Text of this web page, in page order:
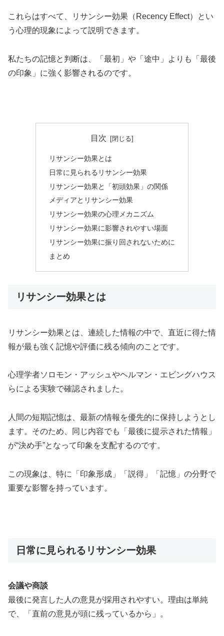
これらはすべて、リサンシー効果（Recency Effect）とい
う心理的現象によって説明できます。
私たちの記憶と判断は、「最初」や「途中」よりも「最後
の印象」に強く影響されるのです。
目次
リサンシー効果とは
日常に見られるリサンシー効果
リサンシー効果と「初頭効果」の関係
メディアとリサンシー効果
リサンシー効果の心理メカニズム
リサンシー効果に影響されやすい場面
リサンシー効果に振り回されないために
まとめ
リサンシー効果とは
リサンシー効果とは、連続した情報の中で、直近に得た情
報が最も強く記憶や評価に残る傾向のことです。
心理学者ソロモン・アッシュやヘルマン・エビングハウス
らによる実験で確認されました。
人間の短期記憶は、最新の情報を優先的に保持しようとし
ます。そのため、同じ内容でも「最後に提示された情報」
が“決め手”となって印象を支配するのです。
この現象は、特に「印象形成」「説得」「記憶」の分野で
重要な影響を持っています。
日常に見られるリサンシー効果
会議や商談
最後に発言した人の意見が採用されやすい。理由は単純
で、「直前の意見が頭に残っているから」。